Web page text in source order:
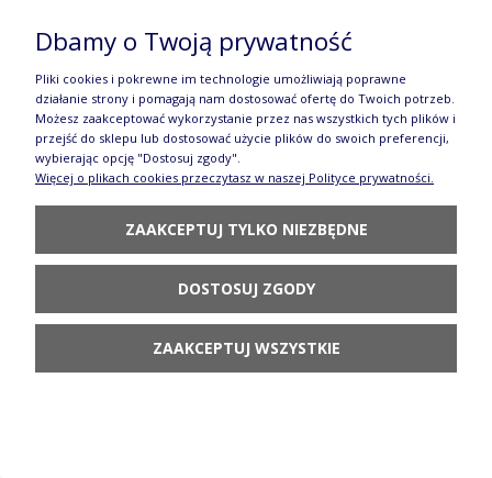
Mlecznik V 0,18 L Bolesławiec GU1355DEK1208
POWIADOM O
DOSTĘPNOŚCI
Talerzyk ø 11,6 cm GU1358DEK1208 Ceramika
40,90 zł
Dbamy o Twoją prywatność
Pliki cookies i pokrewne im technologie umożliwiają poprawne
działanie strony i pomagają nam dostosować ofertę do Twoich potrzeb.
Możesz zaakceptować wykorzystanie przez nas wszystkich tych plików i
przejść do sklepu lub dostosować użycie plików do swoich preferencji,
wybierając opcję "Dostosuj zgody".
Więcej o plikach cookies przeczytasz w naszej Polityce prywatności.
ZAAKCEPTUJ TYLKO NIEZBĘDNE
DOSTOSUJ ZGODY
ZAAKCEPTUJ WSZYSTKIE